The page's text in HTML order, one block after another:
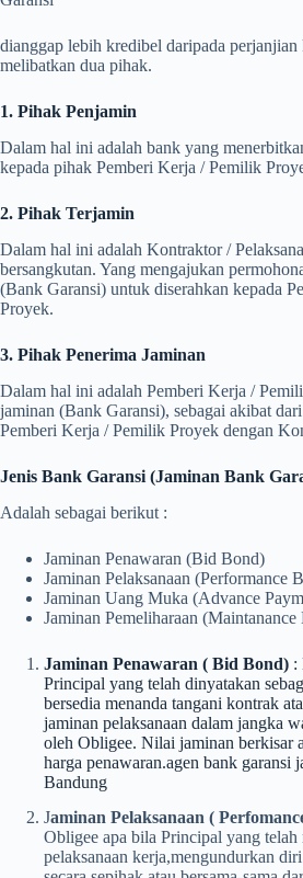
dianggap lebih kredibel daripada
melibatkan dua pihak.
1. Pihak Penjamin
Dalam hal ini adalah bank yang
kepada pihak Pemberi Kerja / Pemilik
2. Pihak Terjamin
Dalam hal ini adalah Kontraktor /
bersangkutan. Yang mengajukan
(Bank Garansi) untuk diserahkan kepada
Proyek.
3. Pihak Penerima Jaminan
Dalam hal ini adalah Pemberi Kerja /
jaminan (Bank Garansi), sebagai akibat
Pemberi Kerja / Pemilik Proyek dengan
Jenis Bank Garansi (Jaminan Bank
Adalah sebagai berikut :
Jaminan Penawaran (Bid Bond)
Jaminan Pelaksanaan (Performance
Jaminan Uang Muka (Advance
Jaminan Pemeliharaan (Maintanance
Jaminan Penawaran ( Bid Bond) :
Principal yang telah dinyatakan
bersedia menanda tangani kontrak
jaminan pelaksanaan dalam jangka
oleh Obligee. Nilai jaminan berkisar
harga penawaran.agen bank garansi
Bandung
Jaminan Pelaksanaan (
Obligee apa bila Principal yang
pelaksanaan kerja,mengundurkan